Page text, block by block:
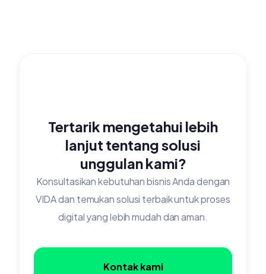
Tertarik mengetahui lebih
lanjut tentang solusi
unggulan kami?
Konsultasikan kebutuhan bisnis Anda dengan
VIDA dan temukan solusi terbaik untuk proses
digital yang lebih mudah dan aman.
Kontak kami